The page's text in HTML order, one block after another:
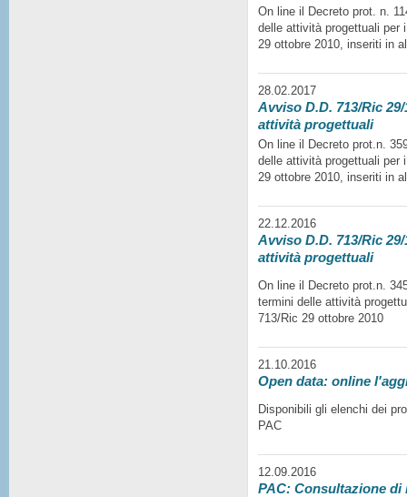
On line il Decreto prot. n.
delle attività progettuali per
29 ottobre 2010, inseriti in
28.02.2017
Avviso D.D. 713/Ric
attività progettuali
On line il Decreto prot.n.
delle attività progettuali per
29 ottobre 2010, inseriti in
22.12.2016
Avviso D.D. 713/Ric
attività progettuali
On line il Decreto prot.n.
termini delle attività
713/Ric 29 ottobre 2010
21.10.2016
Open data: online
Disponibili gli elenchi dei
PAC
12.09.2016
PAC: Consultazione di